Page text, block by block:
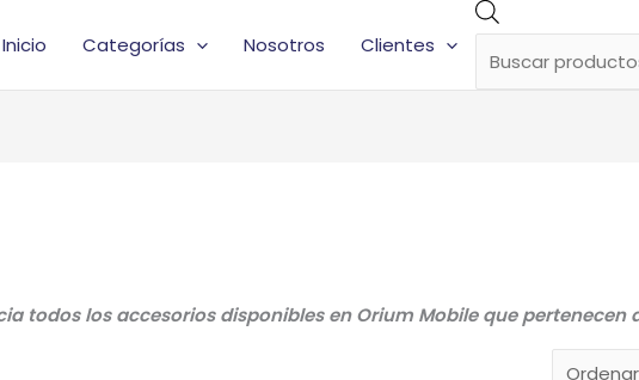
Inicio Categorías Nosotros Clientes
productos
todos los accesorios disponibles en Orium Mobile que pertenecen